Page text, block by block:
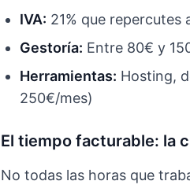
IVA: 21% que
Gestoría: Entre 80€ y
Herramientas: Hosting,
250€/mes)
El tiempo facturable: la
No todas las horas que